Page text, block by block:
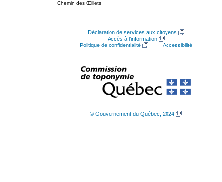
Chemin des Œillets
Déclaration de services aux citoyens
Accès à l’information
Politique de confidentialité
Accessibilité
© Gouvernement du Québec, 2024